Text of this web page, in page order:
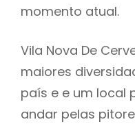
momento atual.
Vila Nova De
maiores
país e e um local
andar pelas